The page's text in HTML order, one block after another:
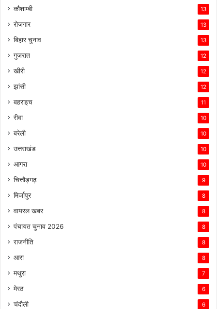
कौशाम्बी 13
रोजगार 13
बिहार चुनाव 13
गुजरात 12
खीरी 12
झांसी 12
बहराइच 11
रीवा 10
बरेली 10
उत्तराखंड 10
आगरा 10
चित्तौड़गढ़ 9
मिर्जापुर 8
वायरल खबर 8
पंचायत चुनाव 2026 8
राजनीति 8
आरा 8
मथुरा 7
मेरठ 6
चंदौली 6